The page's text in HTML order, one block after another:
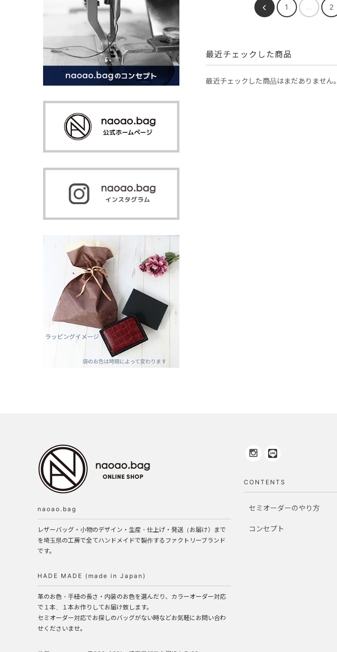
1 2
最近チェックした商品
最近チェックした商品はまだありません。
naoao.bag
レザーバッグ・小物のデザイン・生産・仕上げ・発送（お届け）まで
を埼玉県の工房で全てハンドメイドで製作するファクトリーブランド
です。
HADE MADE (made in Japan)
革のお色・手紐の長さ・内装のお色を選んだり、カラーオーダー対応
で１本、１本お作りしてお届け致します。
セミオーダー対応でお探しのバッグがない時などお気軽にお問い合わ
せくださいませ。
CONTENTS
セミオーダーのやり方
コンセプト